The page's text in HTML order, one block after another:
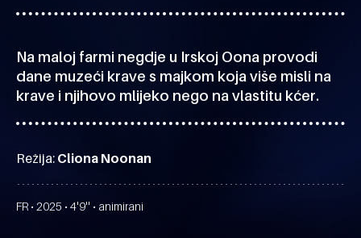
Na maloj farmi negdje u Irskoj Oona provodi
dane muzeći krave s majkom koja više misli na
krave i njihovo mlijeko nego na vlastitu kćer.
Režija: Cliona Noonan
FR • 2025 • 4'9'' • animirani